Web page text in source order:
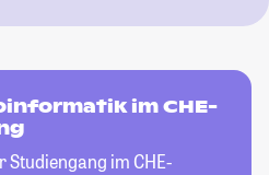
im CHE-
Studiengang im CHE-